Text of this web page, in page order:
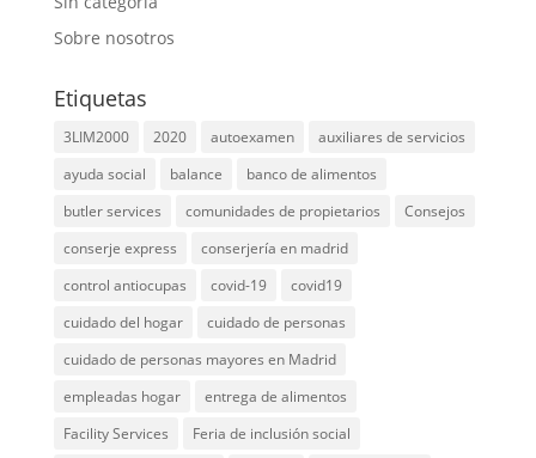
Sobre nosotros
Etiquetas
3LIM2000 2020 autoexamen
auxiliares de servicios
ayuda social
balance
banco de alimentos
butler services
comunidades de propietarios
Consejos
conserje express
conserjería en madrid
control antiocupas
covid-19
covid19
cuidado del hogar
cuidado de personas
cuidado de personas mayores en Madrid
empleadas hogar
entrega de alimentos
Facility Services
Feria de inclusión social